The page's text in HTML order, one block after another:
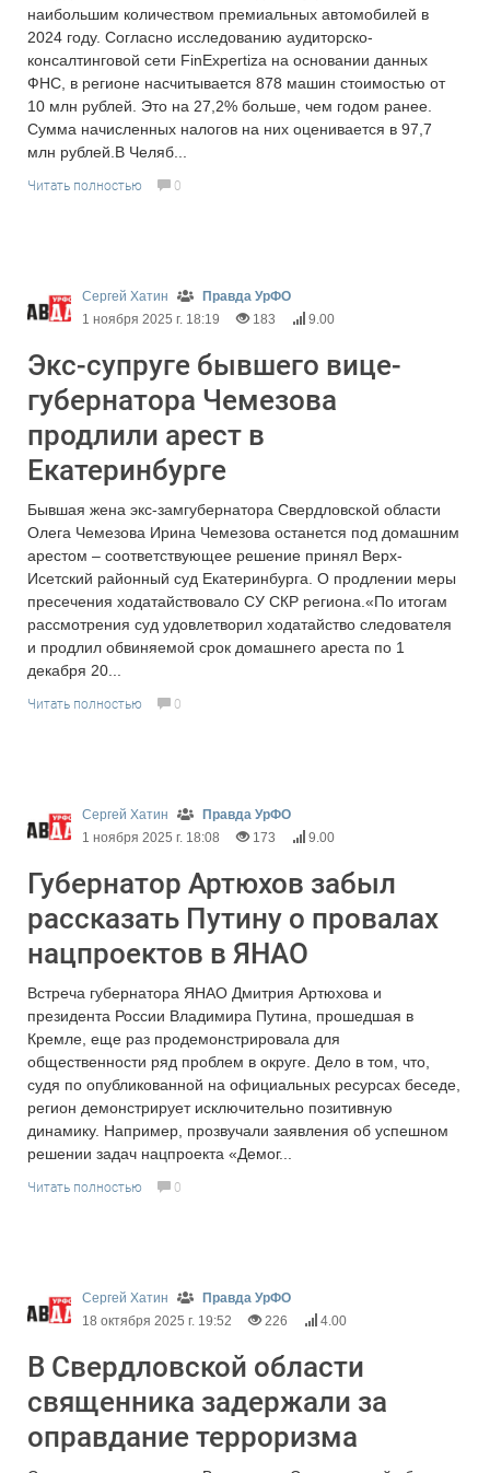
наибольшим количеством премиальных автомобилей в
2024 году. Согласно исследованию аудиторско-
консалтинговой сети FinExpertiza на основании данных
ФНС, в регионе насчитывается 878 машин стоимостью от
10 млн рублей. Это на 27,2% больше, чем годом ранее.
Сумма начисленных налогов на них оценивается в 97,7
млн рублей.В Челяб...
Читать полностью 0
Сергей Хатин
Правда УрФО
1 ноября 2025 г. 18:19
183 9.00
Экс-супруге бывшего вице-
губернатора Чемезова
продлили арест в
Екатеринбурге
Бывшая жена экс-замгубернатора Свердловской области
Олега Чемезова Ирина Чемезова останется под домашним
арестом – соответствующее решение принял Верх-
Исетский районный суд Екатеринбурга. О продлении меры
пресечения ходатайствовало СУ СКР региона.«По итогам
рассмотрения суд удовлетворил ходатайство следователя
и продлил обвиняемой срок домашнего ареста по 1
декабря 20...
Читать полностью 0
Сергей Хатин
Правда УрФО
1 ноября 2025 г. 18:08
173 9.00
Губернатор Артюхов забыл
рассказать Путину о провалах
нацпроектов в ЯНАО
Встреча губернатора ЯНАО Дмитрия Артюхова и
президента России Владимира Путина, прошедшая в
Кремле, еще раз продемонстрировала для
общественности ряд проблем в округе. Дело в том, что,
судя по опубликованной на официальных ресурсах беседе,
регион демонстрирует исключительно позитивную
динамику. Например, прозвучали заявления об успешном
решении задач нацпроекта «Демог...
Читать полностью 0
Сергей Хатин
Правда УрФО
18 октября 2025 г. 19:52
226 4.00
В Свердловской области
священника задержали за
оправдание терроризма